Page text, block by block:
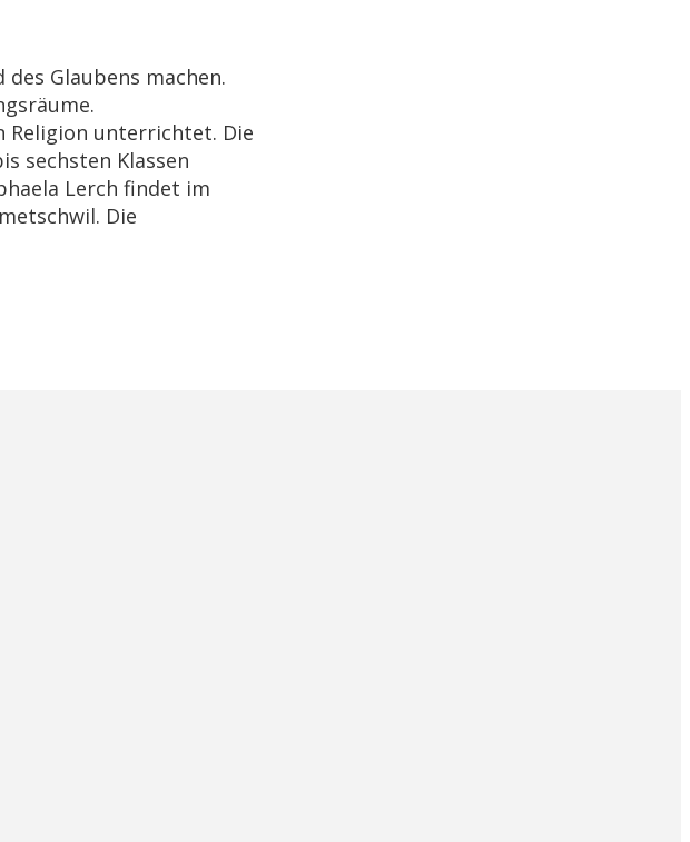
Glaubens machen.
Religion unterrichtet. Die
sechsten Klassen
Lerch findet im
Die